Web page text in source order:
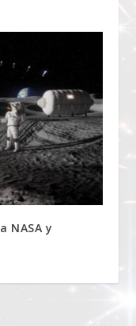
NASA y